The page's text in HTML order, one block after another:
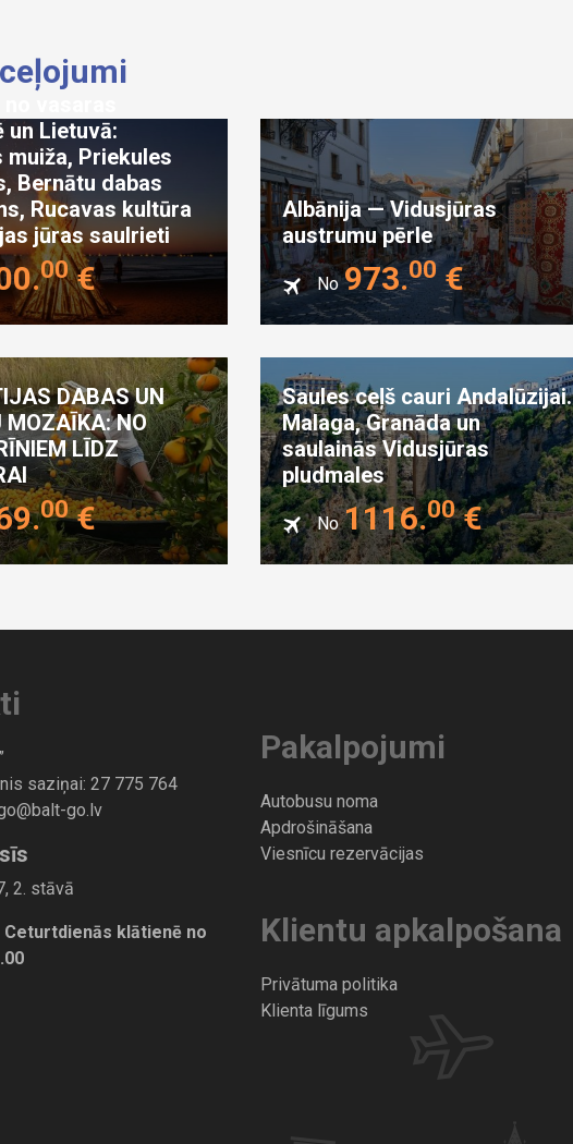
un Lietuvā:
muiža, Priekules
Bernātu dabas
Rucavas kultūra
jūras saulrieti
.00€
Albānija — Vidusjūras
austrumu pērle
No 973.00 €
DABAS UN
MOZAĪKA: NO
LĪDZ
.00€
Saules ceļš cauri Andalūzijai.
Malaga, Granāda un
saulainās Vidusjūras
pludmales
No 1116.00€
saziņai: 27 775 764
go.lv
2. stāvā
klātienē no
Pakalpojumi
Autobusu noma
Apdrošināšana
Viesnīcu rezervācijas
Klientu apkalpošana
Privātuma politika
Klienta līgums